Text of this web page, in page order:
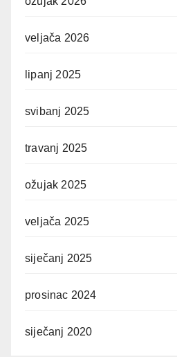
veljača 2026
lipanj 2025
svibanj 2025
travanj 2025
ožujak 2025
veljača 2025
siječanj 2025
prosinac 2024
siječanj 2020